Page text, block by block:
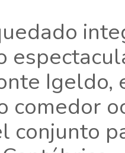
Igeldo,
comedor
conjunto